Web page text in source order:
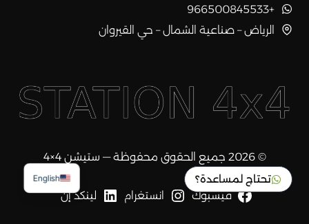
+966500845533
الرياض – صناعية الشمال – حي القيروان
© 2026 جميع الحقوق محفوظة — ستيشن 4×4
فيسبوك انستغرام لينكد إن
تحتاج لمساعدة؟ English